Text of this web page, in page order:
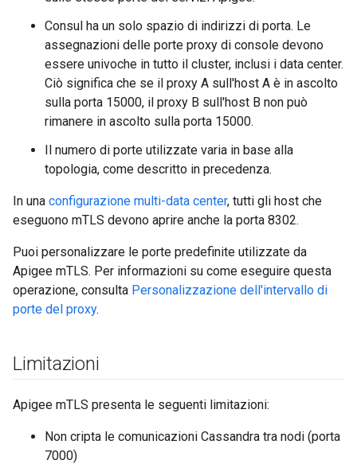
Consul ha un solo spazio di indirizzi di porta. Le
assegnazioni delle porte proxy di console devono
essere univoche in tutto il cluster, inclusi i data center.
Ciò significa che se il proxy A sull'host A è in ascolto
sulla porta 15000, il proxy B sull'host B non può
rimanere in ascolto sulla porta 15000.
Il numero di porte utilizzate varia in base alla
topologia, come descritto in precedenza.
In una configurazione multi-data center, tutti gli host che
eseguono mTLS devono aprire anche la porta 8302.
Puoi personalizzare le porte predefinite utilizzate da
Apigee mTLS. Per informazioni su come eseguire questa
operazione, consulta Personalizzazione dell'intervallo di
porte del proxy.
Limitazioni
Apigee mTLS presenta le seguenti limitazioni:
Non cripta le comunicazioni Cassandra tra nodi (porta
7000)